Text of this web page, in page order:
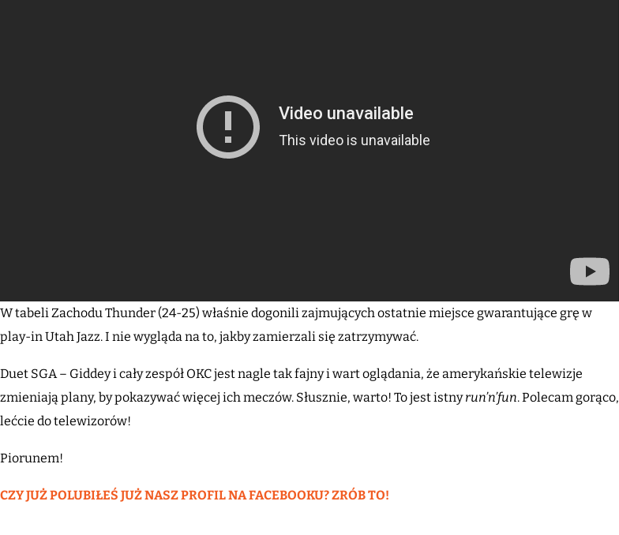
W tabeli Zachodu Thunder (24-25) właśnie dogonili zajmujących ostatnie miejsce gwarantujące grę w
play-in Utah Jazz. I nie wygląda na to, jakby zamierzali się zatrzymywać.
Duet SGA – Giddey i cały zespół OKC jest nagle tak fajny i wart oglądania, że amerykańskie telewizje
zmieniają plany, by pokazywać więcej ich meczów. Słusznie, warto! To jest istnyrun’n’fun. Polecam gorąco,
lećcie do telewizorów!
Piorunem!
CZY JUŻ POLUBIŁEŚ JUŻ NASZ PROFIL NA FACEBOOKU? ZRÓB TO!